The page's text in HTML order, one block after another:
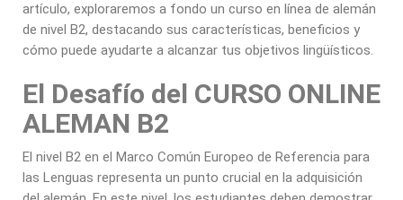
artículo, exploraremos a fondo un curso en línea de alemán
de nivel B2, destacando sus características, beneficios y
cómo puede ayudarte a alcanzar tus objetivos lingüísticos.
El Desafío del CURSO ONLINE
ALEMAN B2
El nivel B2 en el Marco Común Europeo de Referencia para
las Lenguas representa un punto crucial en la adquisición